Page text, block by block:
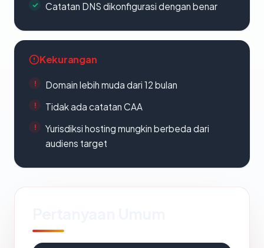
Catatan DNS dikonfigurasi dengan benar
Kekurangan
Domain lebih muda dari 12 bulan
Tidak ada catatan CAA
Yurisdiksi hosting mungkin berbeda dari
audiens target